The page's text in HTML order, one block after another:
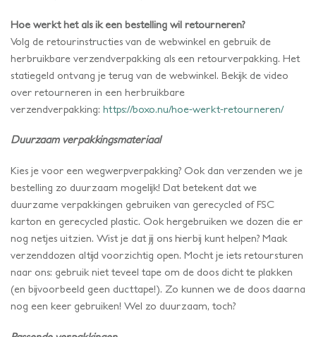
Hoe werkt het als ik een bestelling wil retourneren?
Volg de retourinstructies van de webwinkel en gebruik de
herbruikbare verzendverpakking als een retourverpakking. Het
statiegeld ontvang je terug van de webwinkel. Bekijk de video
over retourneren in een herbruikbare
verzendverpakking: https://boxo.nu/hoe-werkt-retourneren/
Duurzaam verpakkingsmateriaal
Kies je voor een wegwerpverpakking? Ook dan verzenden we je
bestelling zo duurzaam mogelijk! Dat betekent dat we
duurzame verpakkingen gebruiken van gerecycled of FSC
karton en gerecycled plastic. Ook hergebruiken we dozen die er
nog netjes uitzien. Wist je dat jij ons hierbij kunt helpen? Maak
verzenddozen altijd voorzichtig open. Mocht je iets retoursturen
naar ons: gebruik niet teveel tape om de doos dicht te plakken
(en bijvoorbeeld geen ducttape!). Zo kunnen we de doos daarna
nog een keer gebruiken! Wel zo duurzaam, toch?